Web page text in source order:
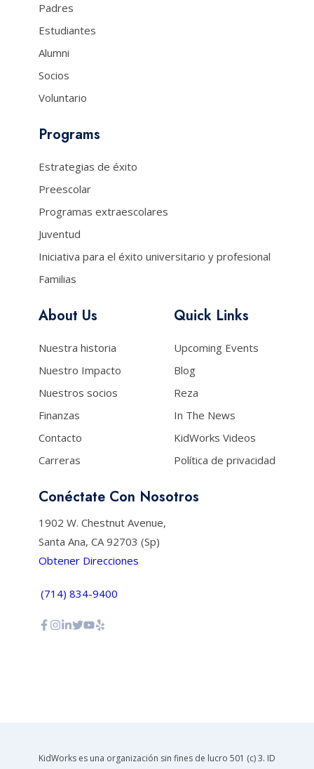
Padres
Estudiantes
Alumni
Socios
Voluntario
Programs
Estrategias de éxito
Preescolar
Programas extraescolares
Juventud
Iniciativa para el éxito universitario y profesional
Familias
About Us
Nuestra historia
Nuestro Impacto
Nuestros socios
Finanzas
Contacto
Carreras
Quick Links
Upcoming Events
Blog
Reza
In The News
KidWorks Videos
Política de privacidad
Conéctate Con Nosotros
1902 W. Chestnut Avenue,
Santa Ana, CA 92703 (Sp)
Obtener Direcciones
(714) 834-9400
KidWorks es una organización sin fines de lucro 501 (c) 3. ID